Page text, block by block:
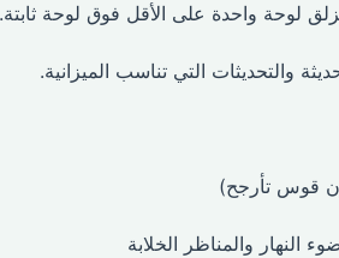
لوحة واحدة على الأقل فوق لوحة ثابتة.
والتحديثات التي تناسب الميزانية.
قوس تأرجح)
النهار والمناظر الخلابة